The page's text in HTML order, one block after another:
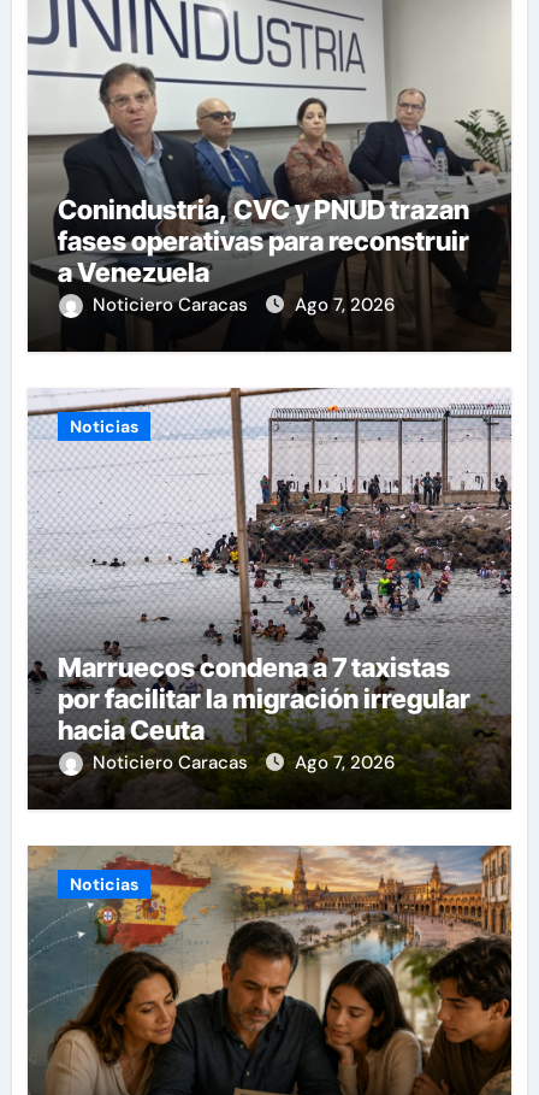
Conindustria, CVC y PNUD trazan
fases operativas para reconstruir
a Venezuela
Noticiero Caracas Ago 7, 2026
Noticias
Marruecos condena a 7 taxistas
por facilitar la migración irregular
hacia Ceuta
Noticiero Caracas Ago 7, 2026
Noticias